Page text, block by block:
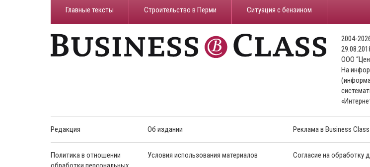
Главные тексты Строительство в Перми ​Ситуация с бензином
2004-
ООО
На
Редакция Об издании Реклама в Business Class
Политика в отношении
Условия использования материалов Согласие на обработку